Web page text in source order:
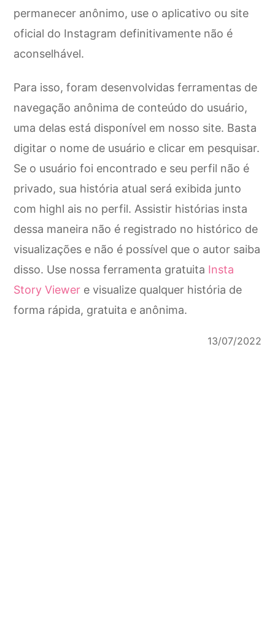
permanecer anônimo, use o aplicativo ou site
oficial do Instagram definitivamente não é
aconselhável.
Para isso, foram desenvolvidas ferramentas de
navegação anônima de conteúdo do usuário,
uma delas está disponível em nosso site. Basta
digitar o nome de usuário e clicar em pesquisar.
Se o usuário foi encontrado e seu perfil não é
privado, sua história atual será exibida junto
com highl ais no perfil. Assistir histórias insta
dessa maneira não é registrado no histórico de
visualizações e não é possível que o autor saiba
disso. Use nossa ferramenta gratuita Insta
Story Viewer e visualize qualquer história de
forma rápida, gratuita e anônima.
13/07/2022